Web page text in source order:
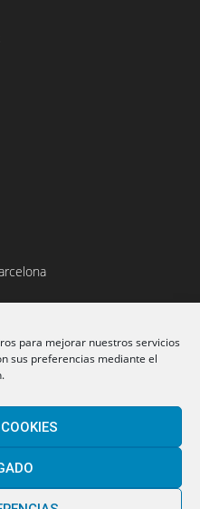
para mejorar nuestros servicios
sus preferencias mediante el